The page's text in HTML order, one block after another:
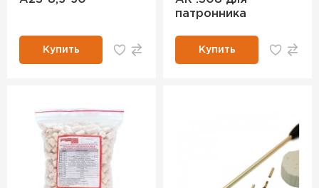
Купить
патронника
Купить